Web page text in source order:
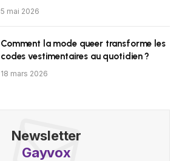
5 mai 2026
Comment la mode queer transforme les
codes vestimentaires au quotidien ?
18 mars 2026
Newsletter
Gayvox